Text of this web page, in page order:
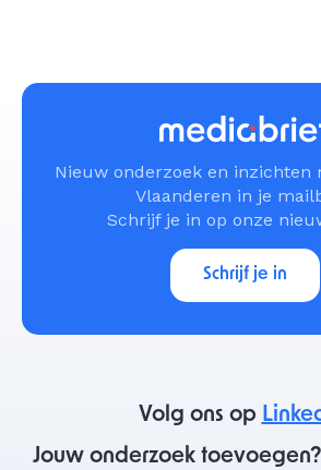
Nieuw onderzoek en inzichten
Vlaanderen in je
Schrijf je in op onze
Schrijf je in
Volg ons op
Jouw onderzoek toevoegen?